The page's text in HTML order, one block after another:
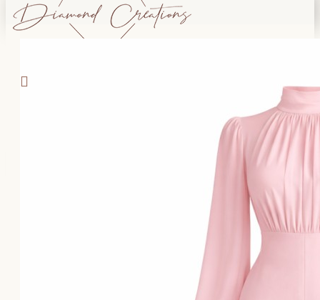
Το καλάθι αγορών είναι άδειο!